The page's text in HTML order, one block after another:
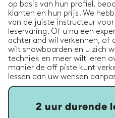
op basis van hun profiel,
klanten en hun prijs. We
van de juiste instructeur
leservaring. Of u nu een
achterland wil verkennen, of
wilt snowboarden en u zich
techniek en meer wilt leren
manier de off piste kunt
lessen aan uw wensen
2 uur durende